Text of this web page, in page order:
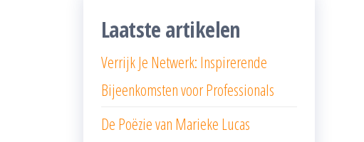
Laatste artikelen
Verrijk Je Netwerk: Inspirerende
Bijeenkomsten voor Professionals
De Poëzie van Marieke Lucas